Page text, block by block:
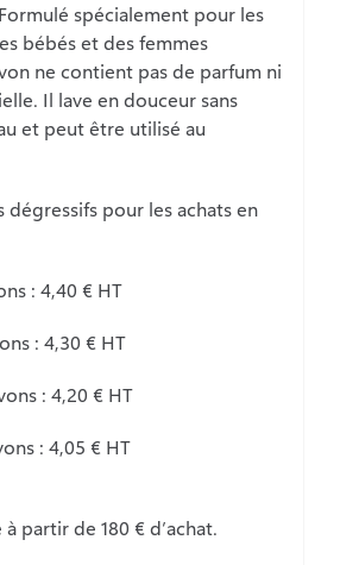
spécialement pour les
bébés et des femmes
ne contient pas de parfum ni
Il lave en douceur sans
et peut être utilisé au
dégressifs pour les achats en
: 4,40 € HT
: 4,30 € HT
: 4,20 € HT
: 4,05 € HT
partir de 180 € d’achat.